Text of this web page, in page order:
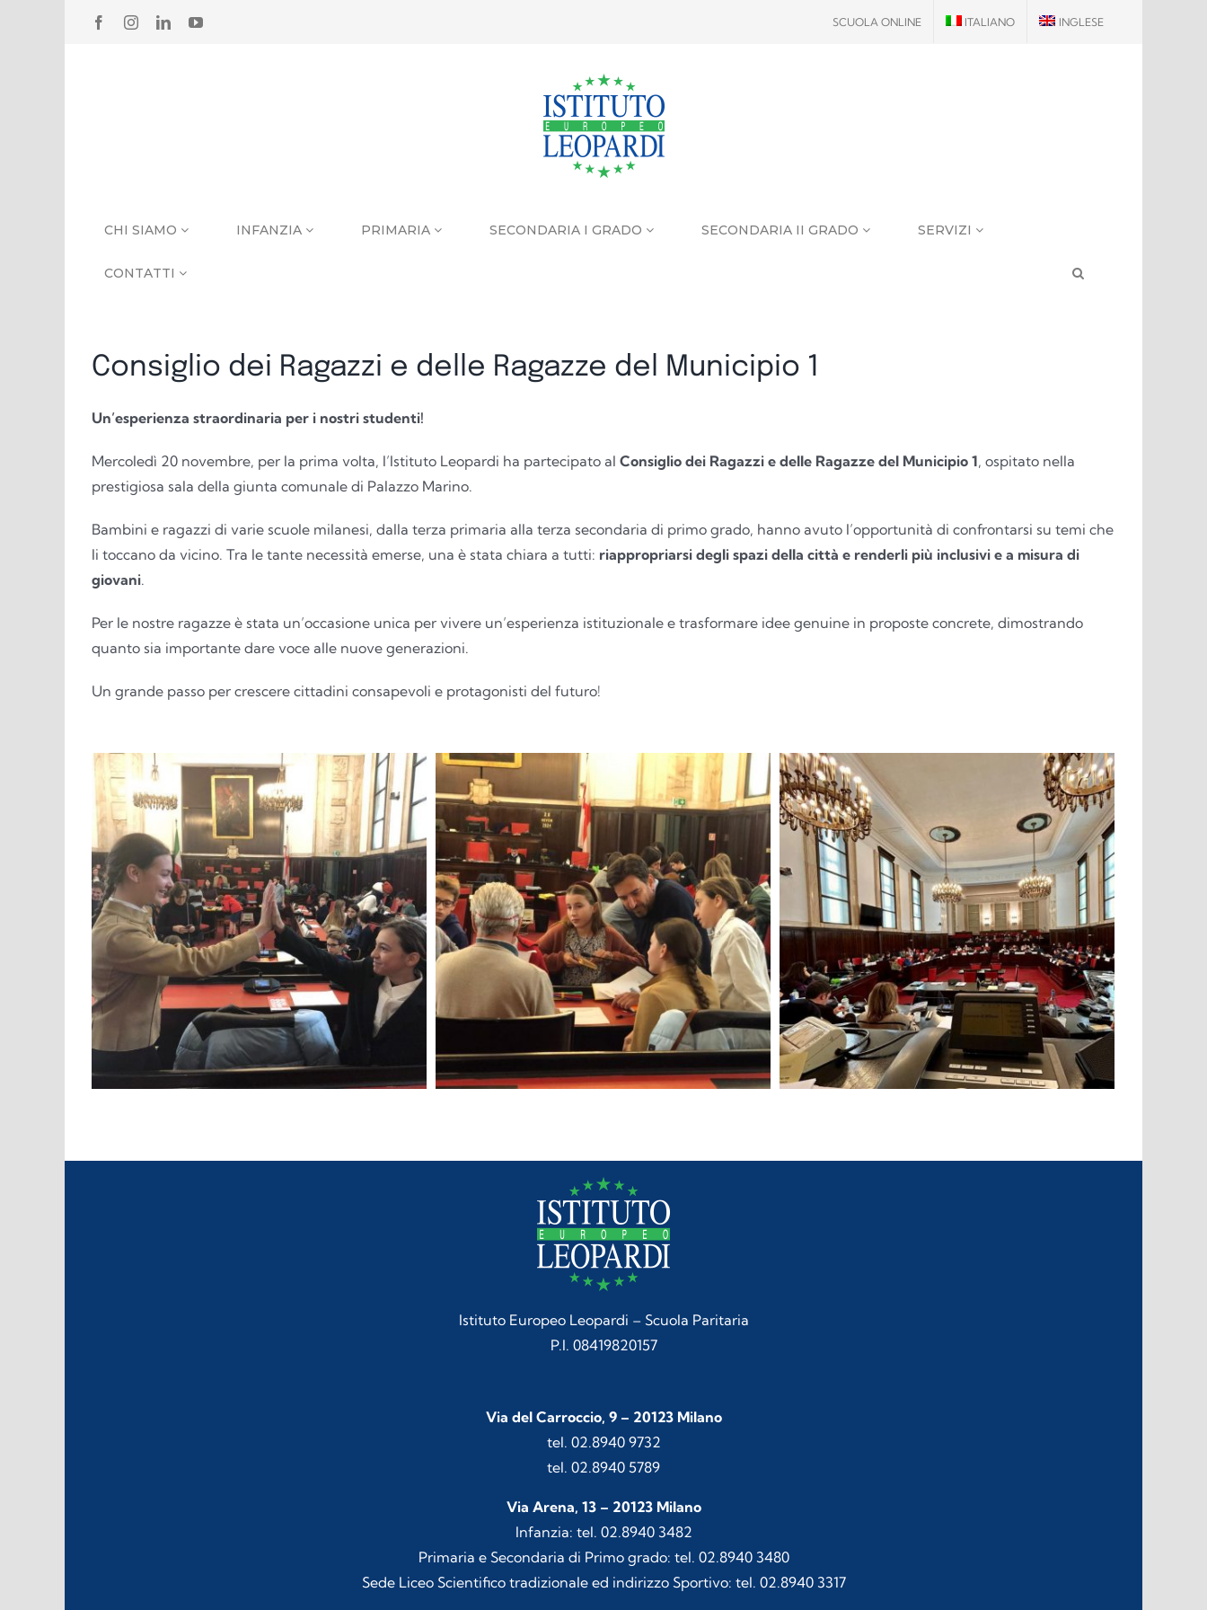
FACEBOOK
INSTAGRAM
LINKEDINYOUTUBE SCUOLA ONLINE ITALIANO INGLESE
CHI SIAMO INFANZIA PRIMARIA SECONDARIA I GRADO SECONDARIA II GRADO SERVIZI
CONTATTI
Consiglio dei Ragazzi e delle Ragazze del Municipio 1
Un’esperienza straordinaria per i nostri studenti!
Mercoledì 20 novembre, per la prima volta, l’Istituto Leopardi ha partecipato al Consiglio dei Ragazzi e delle Ragazze del Municipio 1, ospitato nella
prestigiosa sala della giunta comunale di Palazzo Marino.
Bambini e ragazzi di varie scuole milanesi, dalla terza primaria alla terza secondaria di primo grado, hanno avuto l’opportunità di confrontarsi su temi che
li toccano da vicino. Tra le tante necessità emerse, una è stata chiara a tutti: riappropriarsi degli spazi della città e renderli più inclusivi e a misura di
giovani.
Per le nostre ragazze è stata un’occasione unica per vivere un’esperienza istituzionale e trasformare idee genuine in proposte concrete, dimostrando
quanto sia importante dare voce alle nuove generazioni.
Un grande passo per crescere cittadini consapevoli e protagonisti del futuro!
Istituto Europeo Leopardi – Scuola Paritaria
P.I. 08419820157
Via del Carroccio, 9 – 20123 Milano
tel. 02.8940 9732
tel. 02.8940 5789
Via Arena, 13 – 20123 Milano
Infanzia: tel. 02.8940 3482
Primaria e Secondaria di Primo grado: tel. 02.8940 3480
Sede Liceo Scientifico tradizionale ed indirizzo Sportivo: tel. 02.8940 3317